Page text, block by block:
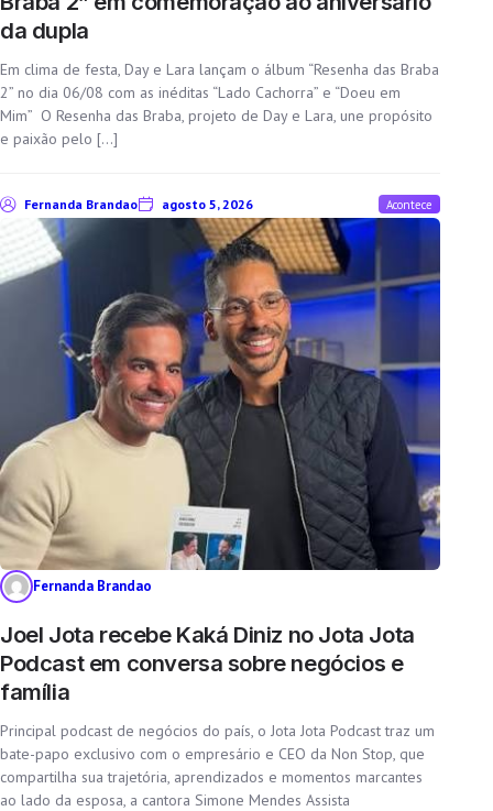
da dupla
Em clima de festa, Day e Lara lançam o álbum “Resenha das Braba
2” no dia 06/08 com as inéditas “Lado Cachorra” e “Doeu em
Mim” O Resenha das Braba, projeto de Day e Lara, une propósito
e paixão pelo […]
Fernanda Brandao agosto 5, 2026 Acontece
Fernanda Brandao
Joel Jota recebe Kaká Diniz no Jota Jota
Podcast em conversa sobre negócios e
família
Principal podcast de negócios do país, o Jota Jota Podcast traz um
bate-papo exclusivo com o empresário e CEO da Non Stop, que
compartilha sua trajetória, aprendizados e momentos marcantes
ao lado da esposa, a cantora Simone Mendes Assista